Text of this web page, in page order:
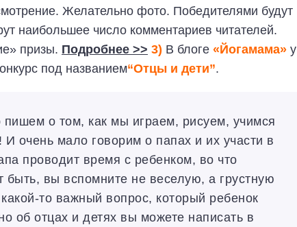
Желательно фото. Победителями будут
наибольшее число комментариев читателей.
призы. Подробнее >> 3) В блоге «Йогамама» у
под названием“Отцы и дети”.
о том, как мы играем, рисуем, учимся
очень мало говорим о папах и их участи в
проводит время с ребенком, во что
быть, вы вспомните не веселую, а грустную
то важный вопрос, который ребенок
об отцах и детях вы можете написать в